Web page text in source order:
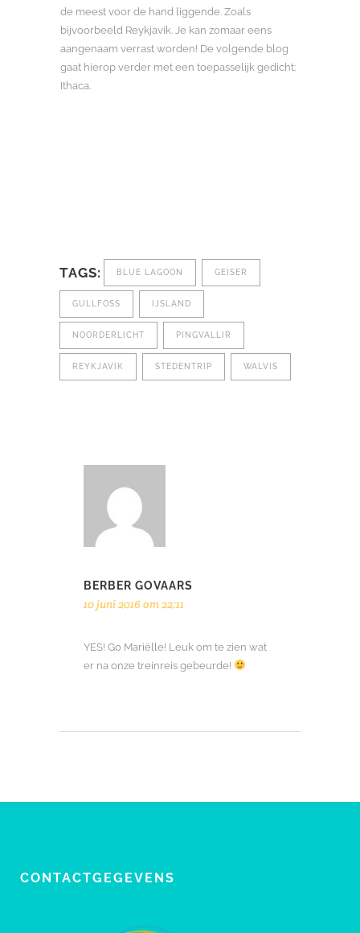
de meest voor de hand liggende. Zoals
bijvoorbeeld Reykjavik. Je kan zomaar eens
aangenaam verrast worden! De volgende blog
gaat hierop verder met een toepasselijk gedicht:
Ithaca.
TAGS: BLUE LAGOON GEISER
GULLFOSS IJSLAND
NOORDERLICHT PINGVALLIR
REYKJAVIK STEDENTRIP WALVIS
BERBER GOVAARS
10 juni 2016 om 22:11
YES! Go Mariëlle! Leuk om te zien wat
er na onze treinreis gebeurde!
CONTACTGEGEVENS